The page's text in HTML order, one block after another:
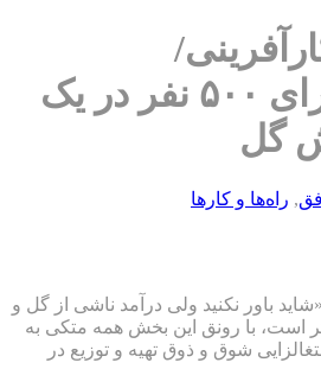
اشتغالزایی برای ۵۰۰ نفر در یک
گل
, راه‌ها و كارها
باور نکنید ولی درآمد ناشی از گل و
است، با رونق این بخش همه متکی به
شوق و ذوق تهیه و توزیع در